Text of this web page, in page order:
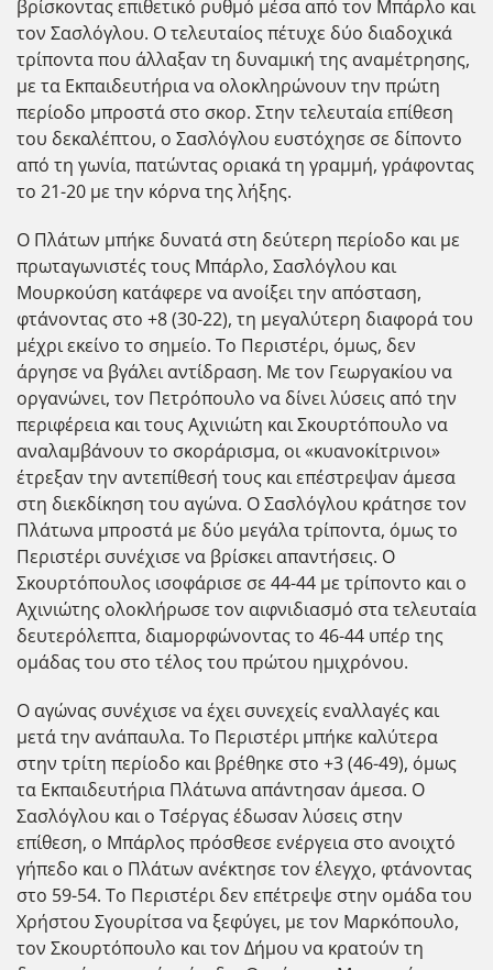
βρίσκοντας επιθετικό ρυθμό μέσα από τον Μπάρλο και
τον Σασλόγλου. Ο τελευταίος πέτυχε δύο διαδοχικά
τρίποντα που άλλαξαν τη δυναμική της αναμέτρησης,
με τα Εκπαιδευτήρια να ολοκληρώνουν την πρώτη
περίοδο μπροστά στο σκορ. Στην τελευταία επίθεση
του δεκαλέπτου, ο Σασλόγλου ευστόχησε σε δίποντο
από τη γωνία, πατώντας οριακά τη γραμμή, γράφοντας
το 21-20 με την κόρνα της λήξης.
Ο Πλάτων μπήκε δυνατά στη δεύτερη περίοδο και με
πρωταγωνιστές τους Μπάρλο, Σασλόγλου και
Μουρκούση κατάφερε να ανοίξει την απόσταση,
φτάνοντας στο +8 (30-22), τη μεγαλύτερη διαφορά του
μέχρι εκείνο το σημείο. Το Περιστέρι, όμως, δεν
άργησε να βγάλει αντίδραση. Με τον Γεωργακίου να
οργανώνει, τον Πετρόπουλο να δίνει λύσεις από την
περιφέρεια και τους Αχινιώτη και Σκουρτόπουλο να
αναλαμβάνουν το σκοράρισμα, οι «κυανοκίτρινοι»
έτρεξαν την αντεπίθεσή τους και επέστρεψαν άμεσα
στη διεκδίκηση του αγώνα. Ο Σασλόγλου κράτησε τον
Πλάτωνα μπροστά με δύο μεγάλα τρίποντα, όμως το
Περιστέρι συνέχισε να βρίσκει απαντήσεις. Ο
Σκουρτόπουλος ισοφάρισε σε 44-44 με τρίποντο και ο
Αχινιώτης ολοκλήρωσε τον αιφνιδιασμό στα τελευταία
δευτερόλεπτα, διαμορφώνοντας το 46-44 υπέρ της
ομάδας του στο τέλος του πρώτου ημιχρόνου.
Ο αγώνας συνέχισε να έχει συνεχείς εναλλαγές και
μετά την ανάπαυλα. Το Περιστέρι μπήκε καλύτερα
στην τρίτη περίοδο και βρέθηκε στο +3 (46-49), όμως
τα Εκπαιδευτήρια Πλάτωνα απάντησαν άμεσα. Ο
Σασλόγλου και ο Τσέργας έδωσαν λύσεις στην
επίθεση, ο Μπάρλος πρόσθεσε ενέργεια στο ανοιχτό
γήπεδο και ο Πλάτων ανέκτησε τον έλεγχο, φτάνοντας
στο 59-54. Το Περιστέρι δεν επέτρεψε στην ομάδα του
Χρήστου Σγουρίτσα να ξεφύγει, με τον Μαρκόπουλο,
τον Σκουρτόπουλο και τον Δήμου να κρατούν τη